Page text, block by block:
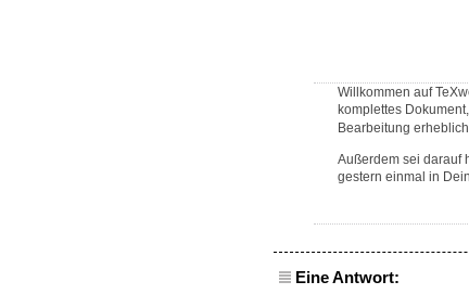
Willkommen auf
komplettes
Bearbeitung
Außerdem sei darauf
gestern einmal in
Eine Antwort: